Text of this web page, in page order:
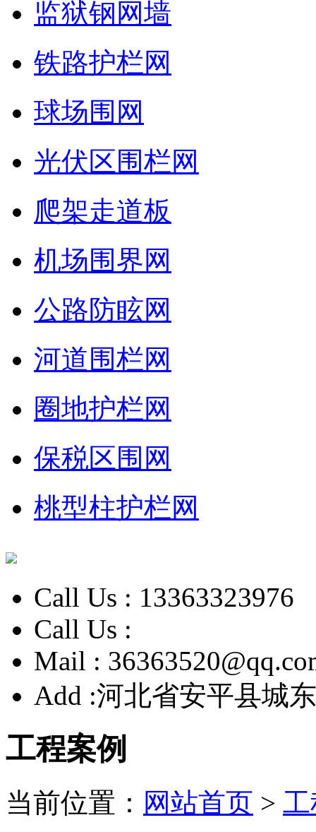
监狱钢网墙
铁路护栏网
球场围网
光伏区围栏网
爬架走道板
机场围界网
公路防眩网
河道围栏网
圈地护栏网
保税区围网
桃型柱护栏网
Call Us : 13363323976
Call Us :
Mail :
Add :河北省安平县城
工程案例
当前位置： 网站首页 >